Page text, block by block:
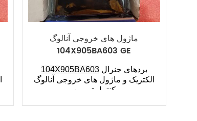
ماژول های خروجی آنالوگ
104X905BA603 GE
104X905BA603بردهای جنرال
الکتریک و ماژول های خروجی آنالوگ
کنترل توربین